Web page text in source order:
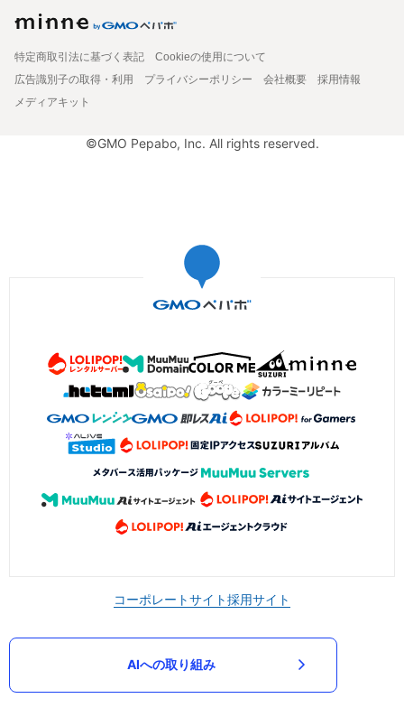
特定商取引法に基づく表記
Cookieの使用について
広告識別子の取得・利用
プライバシーポリシー 会社概要
採用情報
メディアキット
©GMO Pepabo, Inc. All rights reserved.
コーポレートサイト採用サイト
AIへの取り組み